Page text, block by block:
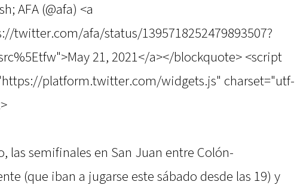
AFA (@afa) <a
twitter.com/afa/status/1395718252479893507?
21, 2021</a></blockquote> <script
platform.twitter.com/widgets.js" charset="utf-
las semifinales en San Juan entre Colón-
(que iban a jugarse este sábado desde las 19) y